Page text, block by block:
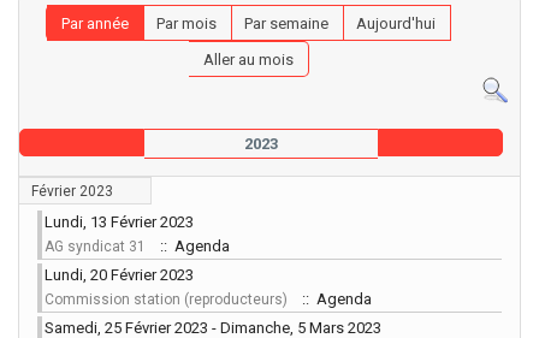
Par année Par mois Par semaine
Aujourd'hui
Aller au mois
2023
Février 2023
Lundi, 13 Février 2023
AG syndicat 31
:: Agenda
Lundi, 20 Février 2023
Commission station (reproducteurs)
:: Agenda
Samedi, 25 Février 2023 - Dimanche, 5 Mars 2023